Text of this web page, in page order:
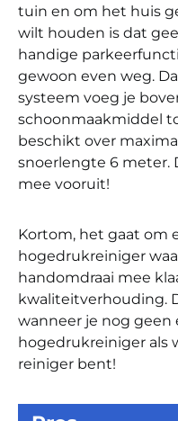
tuin en om het huis
wilt houden is dat
handige
gewoon even weg.
systeem voeg je
schoonmaakmiddel
beschikt over
snoerlengte 6 meter.
mee vooruit!
Kortom, het gaat om
hogedrukreiniger
handomdraai mee
kwaliteitverhouding.
wanneer je nog
hogedrukreiniger als
reiniger bent!